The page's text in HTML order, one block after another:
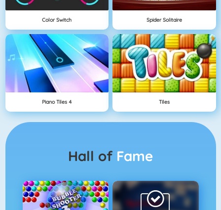
Color Switch Spider Solitaire
Piano Tiles 4 Tiles
Hall of Fame